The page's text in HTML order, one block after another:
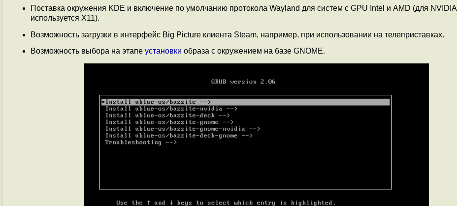
Поставка окружения KDE и включение по умолчанию протокола Wayland для систем с GPU Intel и AMD (для NVIDIA
используется X11).
Возможность загрузки в интерфейс Big Picture клиента Steam, например, при использовании на телеприставках.
Возможность выбора на этапе установки образа с окружением на базе GNOME.